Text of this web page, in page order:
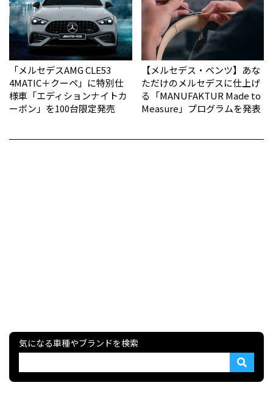
「メルセデスAMG CLE53
4MATIC＋クーペ」に特別仕
様車「エディションナイトカ
ーボン」を100台限定発売
【メルセデス・ベンツ】あな
ただけのメルセデスに仕上げ
る「MANUFAKTUR Made to
Measure」プログラムを発表
気になる車種やブランドを検索